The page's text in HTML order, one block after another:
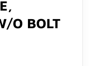
O BOLT